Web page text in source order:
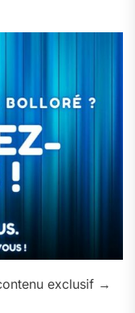
exclusif →